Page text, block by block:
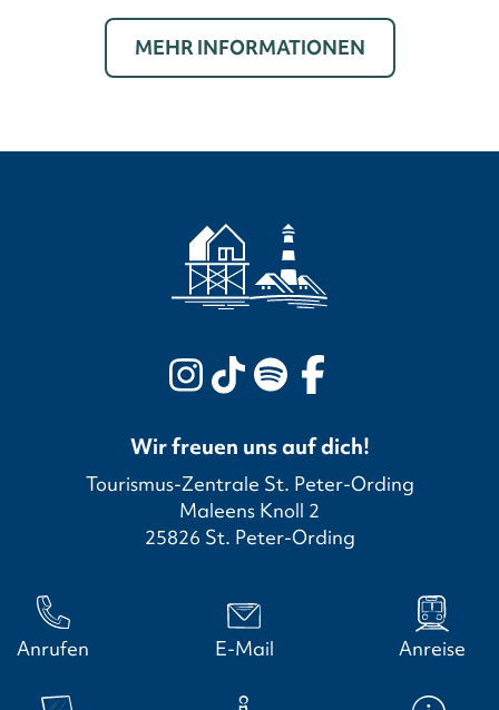
MEHR INFORMATIONEN
Wir freuen uns auf dich!
Tourismus-Zentrale St. Peter-Ording
Maleens Knoll 2
25826 St. Peter-Ording
Anrufen E-Mail Anreise